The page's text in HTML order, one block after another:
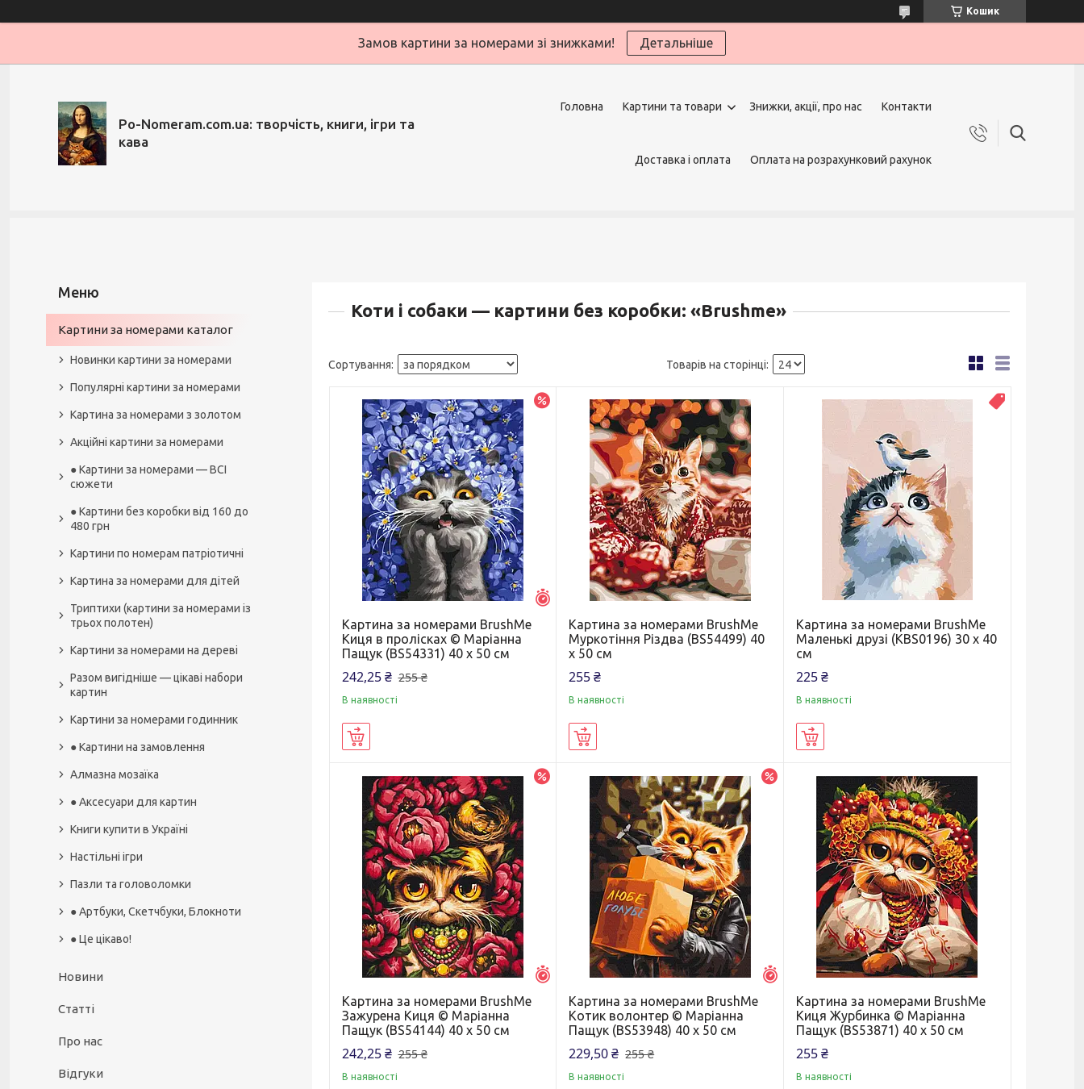
Кошик
Замов картини за номерами зі знижками! Детальніше
Po-Nomeram.com.ua: творчість, книги, ігри та
кава
Головна Картини та товари Знижки, акції, про нас Контакти
Доставка і оплата Оплата на розрахунковий рахунок
Коти і собаки — картини без коробки: «Brushme»
Залишилось 7 днів
Картина за номерами BrushMe
Киця в пролісках © Маріанна
Пащук (BS54331) 40 х 50 см
242,25 ₴ 255 ₴
В наявності
Картина за номерами BrushMe
Муркотіння Різдва (BS54499) 40
х 50 см
255 ₴
В наявності
Картина за номерами BrushMe
Маленькі друзі (KBS0196) 30 х 40
см
225 ₴
В наявності
Залишилось 7 днів
Картина за номерами BrushMe
Зажурена Киця © Маріанна
Пащук (BS54144) 40 х 50 см
242,25 ₴ 255 ₴
В наявності
Залишилось 7 днів
Картина за номерами BrushMe
Котик волонтер © Маріанна
Пащук (BS53948) 40 х 50 см
229,50 ₴ 255 ₴
В наявності
Картина за номерами BrushMe
Киця Журбинка © Маріанна
Пащук (BS53871) 40 х 50 см
255 ₴
В наявності
Картини за номерами каталог
Новинки картини за номерами
Популярні картини за номерами
Картина за номерами з золотом
Акційні картини за номерами
● Картини за номерами — ВСІ
сюжети
● Картини без коробки від 160 до
480 грн
Картини по номерам патріотичні
Картина за номерами для дітей
Триптихи (картини за номерами із
трьох полотен)
Картини за номерами на дереві
Разом вигідніше — цікаві набори
картин
Картини за номерами годинник
● Картини на замовлення
Алмазна мозаїка
● Аксесуари для картин
Книги купити в Україні
Настільні ігри
Пазли та головоломки
● Артбуки, Скетчбуки, Блокноти
● Це цікаво!
Новини
Статті
Про нас
Відгуки